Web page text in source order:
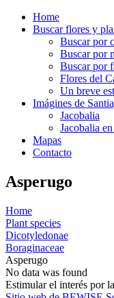
Home
Buscar flores y
Buscar por
Buscar por
Buscar por
Flores del
Un breve
Imágines de
Jacobalia
Jacobalia
Mapas
Contacto
Asperugo
Home
Plant species
Dicotyledonae
Boraginaceae
Asperugo
No data was found
Estimular el interés por